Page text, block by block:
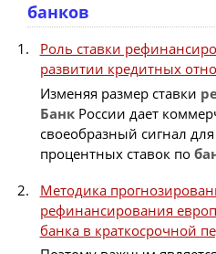
банков
Роль ставки
развитии кредитных
Изменяя размер ставки
БанкРоссии дает
своеобразный сигнал
процентных ставок по
Методика
рефинансирования
банка в краткосрочной